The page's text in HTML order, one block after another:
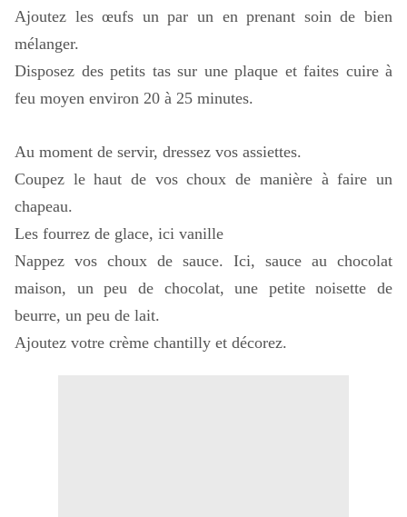
Ajoutez les œufs un par un en prenant soin de bien
mélanger.
Disposez des petits tas sur une plaque et faites cuire à
feu moyen environ 20 à 25 minutes.
Au moment de servir, dressez vos assiettes.
Coupez le haut de vos choux de manière à faire un
chapeau.
Les fourrez de glace, ici vanille
Nappez vos choux de sauce. Ici, sauce au chocolat
maison, un peu de chocolat, une petite noisette de
beurre, un peu de lait.
Ajoutez votre crème chantilly et décorez.